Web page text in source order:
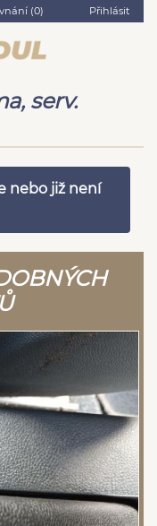
(0) Přihlásit
serv.
nebo již není